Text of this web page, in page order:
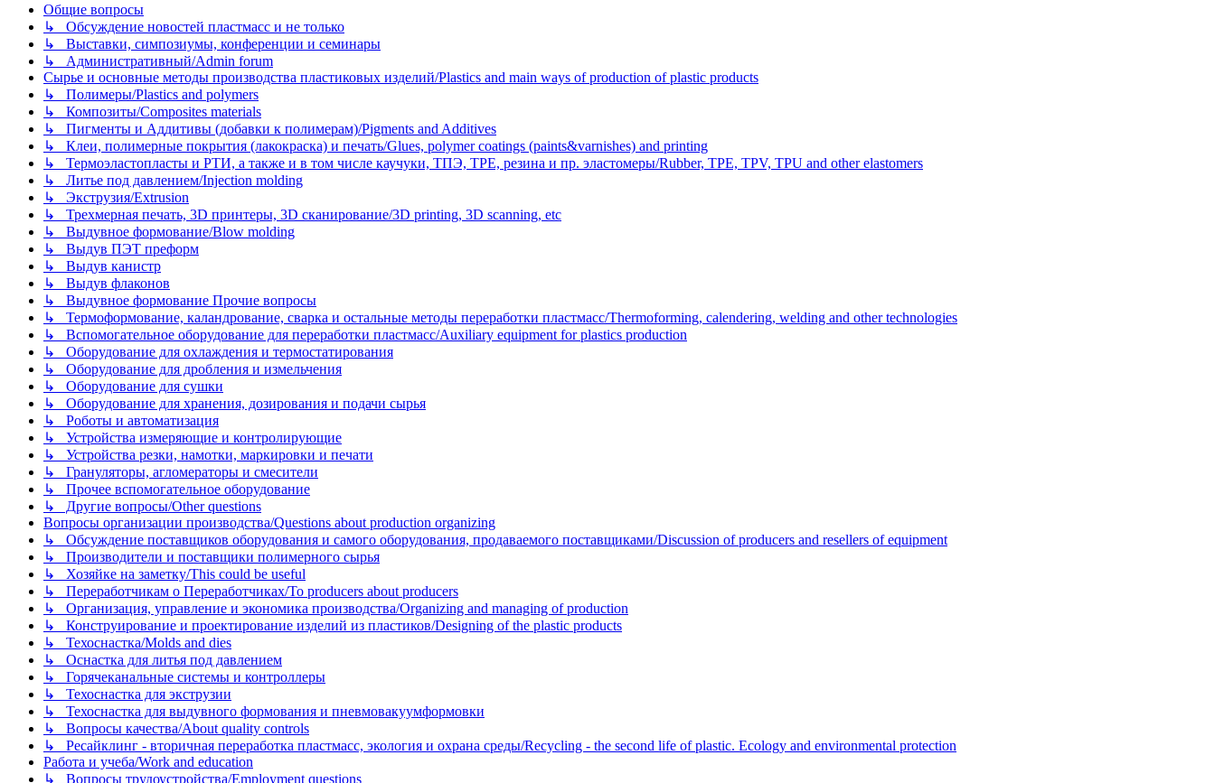
Общие вопросы
↳ Обсуждение новостей пластмасс и не только
↳ Выставки, симпозиумы, конференции и семинары
↳ Административный/Admin forum
Сырье и основные методы производства пластиковых изделий/Plastics and main ways of production of plastic products
↳ Полимеры/Plastics and polymers
↳ Композиты/Сomposites materials
↳ Пигменты и Аддитивы (добавки к полимерам)/Pigments and Additives
↳ Клеи, полимерные покрытия (лакокраска) и печать/Glues, polymer coatings (paints&varnishes) and printing
↳ Термоэластопласты и РТИ, а также и в том числе каучуки, ТПЭ, TPE, резина и пр. эластомеры/Rubber, TPE, TPV, TPU and other elastomers
↳ Литье под давлением/Injection molding
↳ Экструзия/Extrusion
↳ Трехмерная печать, 3D принтеры, 3D сканирование/3D printing, 3D scanning, etc
↳ Выдувное формование/Blow molding
↳ Выдув ПЭТ преформ
↳ Выдув канистр
↳ Выдув флаконов
↳ Выдувное формование Прочие вопросы
↳ Термоформование, каландрование, сварка и остальные методы переработки пластмасс/Thermoforming, calendering, welding and other technologies
↳ Вспомогательное оборудование для переработки пластмасс/Auxiliary equipment for plastics production
↳ Оборудование для охлаждения и термостатирования
↳ Оборудование для дробления и измельчения
↳ Оборудование для сушки
↳ Оборудование для хранения, дозирования и подачи сырья
↳ Роботы и автоматизация
↳ Устройства измеряющие и контролирующие
↳ Устройства резки, намотки, маркировки и печати
↳ Грануляторы, агломераторы и смесители
↳ Прочее вспомогательное оборудование
↳ Другие вопросы/Other questions
Вопросы организации производства/Questions about production organizing
↳ Обсуждение поставщиков оборудования и самого оборудования, продаваемого поставщиками/Discussion of producers and resellers of equipment
↳ Производители и поставщики полимерного сырья
↳ Хозяйке на заметку/This could be useful
↳ Переработчикам о Переработчиках/To producers about producers
↳ Организация, управление и экономика производства/Organizing and managing of production
↳ Конструирование и проектирование изделий из пластиков/Designing of the plastic products
↳ Техоснастка/Molds and dies
↳ Оснастка для литья под давлением
↳ Горячеканальные системы и контроллеры
↳ Техоснастка для экструзии
↳ Техоснастка для выдувного формования и пневмовакуумформовки
↳ Вопросы качества/About quality controls
↳ Ресайклинг - вторичная переработка пластмасс, экология и охрана среды/Recycling - the second life of plastic. Ecology and environmental protection
Работа и учеба/Work and education
↳ Вопросы трудоустройства/Employment questions